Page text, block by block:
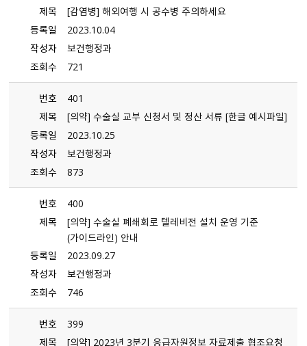
제목
[감염병] 해외여행 시 공수병 주의하세요
등록일
2023.10.04
작성자
보건행정과
조회수
721
번호
401
제목
[의약] 수술실 교부 신청서 및 정산 서류 [한글 예시파일]
등록일
2023.10.25
작성자
보건행정과
조회수
873
번호
400
제목
[의약] 수술실 폐쇄회로 텔레비전 설치 운영 기준
(가이드라인) 안내
등록일
2023.09.27
작성자
보건행정과
조회수
746
번호
399
제목
[의약] 2023년 3분기 응급자원정보 자료제출 협조요청